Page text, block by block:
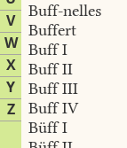
V
W
X
Y
Z
Buff-nelles
Buffert
Buff I
Buff II
Buff III
Buff IV
Büff I